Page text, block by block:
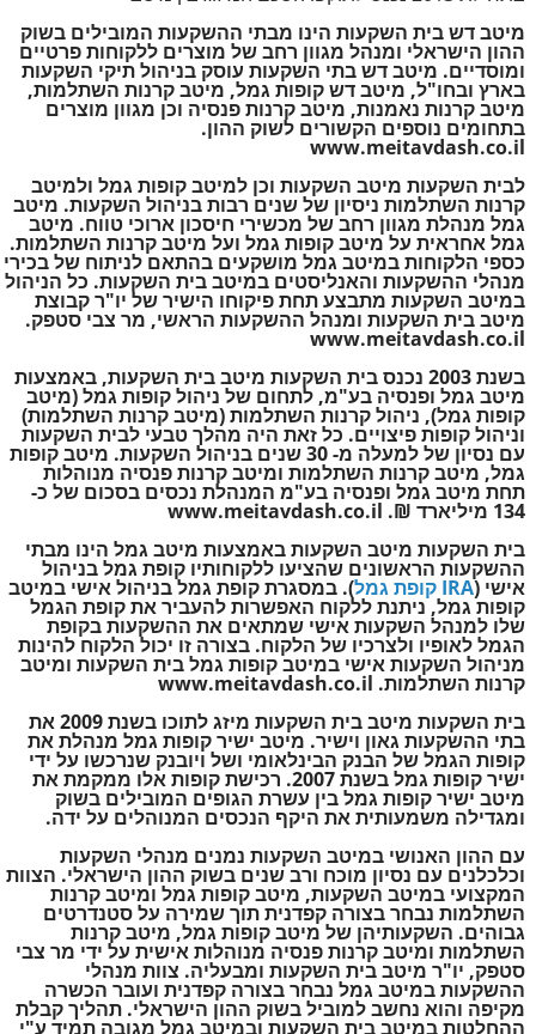
מיטב דש בית השקעות הינו מבתי ההשקעות המובילים בשוק
ההון הישראלי ומנהל מגוון רחב של מוצרים ללקוחות פרטיים
ומוסדיים. מיטב דש בתי השקעות עוסק בניהול תיקי השקעות
בארץ ובחו"ל, מיטב דש קופות גמל, מיטב קרנות השתלמות,
מיטב קרנות נאמנות, מיטב קרנות פנסיה וכן מגוון מוצרים
בתחומים נוספים הקשורים לשוק ההון.
www.meitavdash.co.il
לבית השקעות מיטב השקעות וכן למיטב קופות גמל ולמיטב
קרנות השתלמות ניסיון של שנים רבות בניהול השקעות. מיטב
גמלמנהלת מגוון רחב של מכשירי חיסכון ארוכי טווח. מיטב
גמל אחראית על מיטב קופות גמל ועל מיטב קרנות השתלמות.
כספי הלקוחות במיטב גמל מושקעים בהתאם לניתוח של בכירי
מנהלי ההשקעות והאנליסטים במיטב בית השקעות. כל הניהול
במיטב השקעות מתבצע תחת פיקוחו הישיר של יו"ר קבוצת
מיטב בית השקעות ומנהל ההשקעות הראשי, מר צבי סטפק.
www.meitavdash.co.il
בשנת 2003 נכנס בית השקעות מיטב בית השקעות, באמצעות
מיטב גמל ופנסיה בע"מ, לתחום של ניהול קופות גמל (מיטב
קופות גמל), ניהול קרנות השתלמות (מיטב קרנות השתלמות)
וניהול קופות פיצויים. כל זאת היה מהלך טבעי לבית השקעות
עם נסיון של למעלה מ- 30 שנים בניהול השקעות. מיטב קופות
גמל, מיטב קרנות השתלמות ומיטב קרנות פנסיה מנוהלות
תחת מיטב גמל ופנסיה בע"מ המנהלת נכסים בסכום של כ-
134 מיליארד ₪. www.meitavdash.co.il
בית השקעות מיטב השקעות באמצעות מיטב גמל הינו מבתי
ההשקעות הראשונים שהציעו ללקוחותיו קופת גמל בניהול
אישי (IRA קופת גמל ). במסגרת קופת גמל בניהול אישי במיטב
קופות גמל, ניתנת ללקוח האפשרות להעביר את קופת הגמל
שלו למנהל השקעות אישי שמתאים את ההשקעות בקופת
הגמל לאופיו ולצרכיו של הלקוח. בצורה זו יכול הלקוח להינות
מניהול השקעות אישי במיטב קופות גמל בית השקעות ומיטב
קרנות השתלמות. www.meitavdash.co.il
בית השקעות מיטב בית השקעות מיזג לתוכו בשנת 2009 את
בתי ההשקעות גאון וישיר. מיטב ישיר קופות גמל מנהלת את
קופות הגמל של הבנק הבינלאומי ושל ויובנק שנרכשו על ידי
ישיר קופות גמל בשנת 2007. רכישת קופות אלו ממקמת את
מיטב ישיר קופות גמל בין עשרת הגופים המובילים בשוק
ומגדילה משמעותית את היקף הנכסים המנוהלים על ידה.
עם ההון האנושי במיטב השקעות נמנים מנהלי השקעות
וכלכלנים עם נסיון מוכח ורב שנים בשוק ההון הישראלי. הצוות
המקצועי במיטב השקעות, מיטב קופות גמל ומיטב קרנות
השתלמות נבחר בצורה קפדנית תוך שמירה על סטנדרטים
גבוהים. השקעותיהן של מיטב קופות גמל, מיטב קרנות
השתלמות ומיטב קרנות פנסיה מנוהלות אישית על ידי מר צבי
סטפק, יו"ר מיטב בית השקעות ומבעליה. צוות מנהלי
ההשקעות במיטב גמל נבחר בצורה קפדנית ועובר הכשרה
מקיפה והוא נחשב למוביל בשוק ההון הישראלי. תהליך קבלת
ההחלטות במיטב בית השקעות ובמיטב גמל מגובה תמיד ע"י